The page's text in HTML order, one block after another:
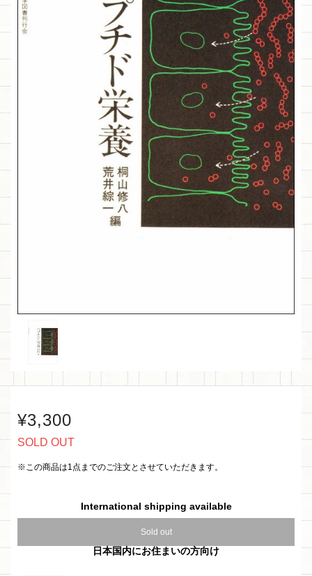
¥3,300
SOLD OUT
※この商品は1点までのご注文とさせていただきます。
International shipping available
Sold out
日本国内にお住まいの方向け